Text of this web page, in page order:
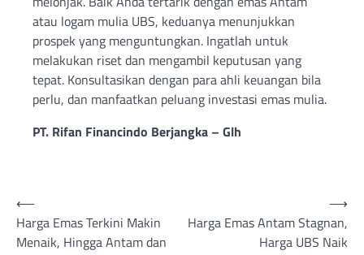
atau logam mulia UBS, keduanya menunjukkan
prospek yang menguntungkan. Ingatlah untuk
melakukan riset dan mengambil keputusan yang
tepat. Konsultasikan dengan para ahli keuangan bila
perlu, dan manfaatkan peluang investasi emas mulia.
PT. Rifan Financindo Berjangka – Glh
Post
navigation
⟵
Harga Emas Terkini Makin
Menaik, Hingga Antam dan
Harga Emas Antam Stagnan,
Harga UBS Naik
⟶